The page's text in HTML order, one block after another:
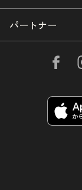
パートナー